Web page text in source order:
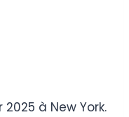
2025 à New York.